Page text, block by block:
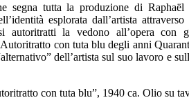
segna tutta la produzione di Raphaël
esplorata dall’artista
autoritratti la vedono all’opera con
con tuta blu degli anni
dell’artista sul suo lavoro e